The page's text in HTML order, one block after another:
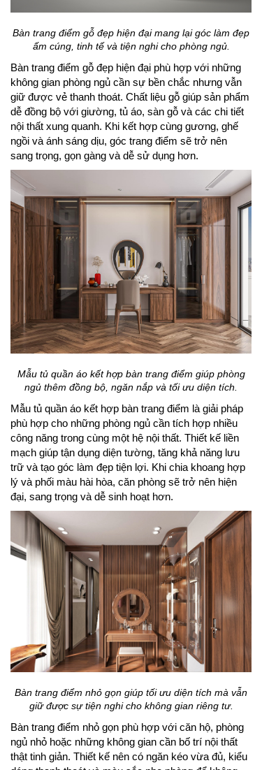
Bàn trang điểm gỗ đẹp hiện đại mang lại góc làm đẹp
ấm cúng, tinh tế và tiện nghi cho phòng ngủ.
Bàn trang điểm gỗ đẹp hiện đại phù hợp với những
không gian phòng ngủ cần sự bền chắc nhưng vẫn
giữ được vẻ thanh thoát. Chất liệu gỗ giúp sản phẩm
dễ đồng bộ với giường, tủ áo, sàn gỗ và các chi tiết
nội thất xung quanh. Khi kết hợp cùng gương, ghế
ngồi và ánh sáng dịu, góc trang điểm sẽ trở nên
sang trọng, gọn gàng và dễ sử dụng hơn.
Mẫu tủ quần áo kết hợp bàn trang điểm giúp phòng
ngủ thêm đồng bộ, ngăn nắp và tối ưu diện tích.
Mẫu tủ quần áo kết hợp bàn trang điểm là giải pháp
phù hợp cho những phòng ngủ cần tích hợp nhiều
công năng trong cùng một hệ nội thất. Thiết kế liền
mạch giúp tận dụng diện tường, tăng khả năng lưu
trữ và tạo góc làm đẹp tiện lợi. Khi chia khoang hợp
lý và phối màu hài hòa, căn phòng sẽ trở nên hiện
đại, sang trọng và dễ sinh hoạt hơn.
Bàn trang điểm nhỏ gọn giúp tối ưu diện tích mà vẫn
giữ được sự tiện nghi cho không gian riêng tư.
Bàn trang điểm nhỏ gọn phù hợp với căn hộ, phòng
ngủ nhỏ hoặc những không gian cần bố trí nội thất
thật tinh giản. Thiết kế nên có ngăn kéo vừa đủ, kiểu